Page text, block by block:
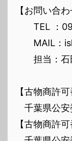
【お問い合わ
TEL ：
MAIL：
担当：石
【古物商許
千葉県公安
【古物商許